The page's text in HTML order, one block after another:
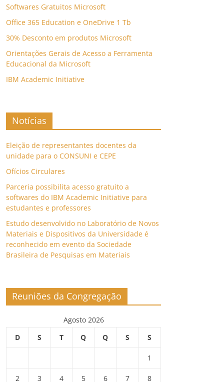
Softwares Gratuitos Microsoft
Office 365 Education e OneDrive 1 Tb
30% Desconto em produtos Microsoft
Orientações Gerais de Acesso a Ferramenta
Educacional da Microsoft
IBM Academic Initiative
Notícias
Eleição de representantes docentes da
unidade para o CONSUNI e CEPE
Ofícios Circulares
Parceria possibilita acesso gratuito a
softwares do IBM Academic Initiative para
estudantes e professores
Estudo desenvolvido no Laboratório de Novos
Materiais e Dispositivos da Universidade é
reconhecido em evento da Sociedade
Brasileira de Pesquisas em Materiais
Reuniões da Congregação
Agosto 2026
D
S T Q Q S S
1
2 3 4 5 6 7 8